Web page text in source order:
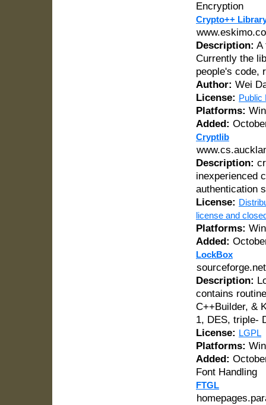
Encryption
Crypto++
Description: A
Currently the
people's code,
Author: Wei
License: Public
Platforms:
Added:
Cryptlib
Description:
inexperienced
authentication
License:
license and
Platforms:
Added:
LockBox
Description:
contains
C++Builder, &
1, DES, triple-
License: LGPL
Platforms:
Added:
Font Handling
FTGL